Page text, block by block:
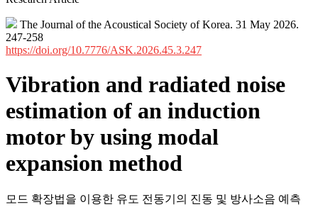
The Journal of the Acoustical Society of Korea. 31 May 2026.
247-258
https://doi.org/10.7776/ASK.2026.45.3.247
Vibration and radiated noise
estimation of an induction
motor by using modal
expansion method
모드 확장법을 이용한 유도 전동기의 진동 및 방사소음 예측